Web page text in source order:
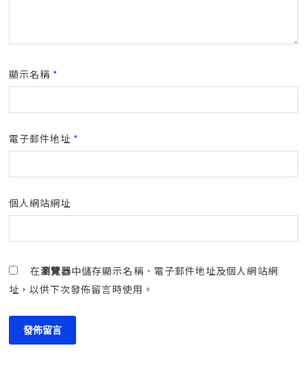
顯示名稱 *
電子郵件地址 *
個人網站網址
在瀏覽器中儲存顯示名稱、電子郵件地址及個人網站網
址，以供下次發佈留言時使用。